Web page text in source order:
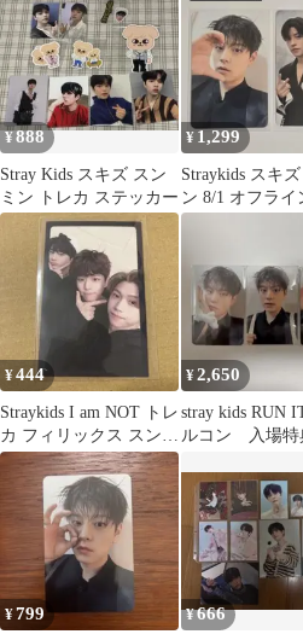
¥888
Stray Kids スキズ スン
ミン トレカ ステッカー
¥ 1,299
Straykids スキ
ン 8/1 オフライ
カ RUNIT 特典
¥444
Straykids I am NOT トレ
カ フィリックス スンミ
ン アイエン
¥2,650
stray kids RUN
ルコン 入場
¥799 ¥666